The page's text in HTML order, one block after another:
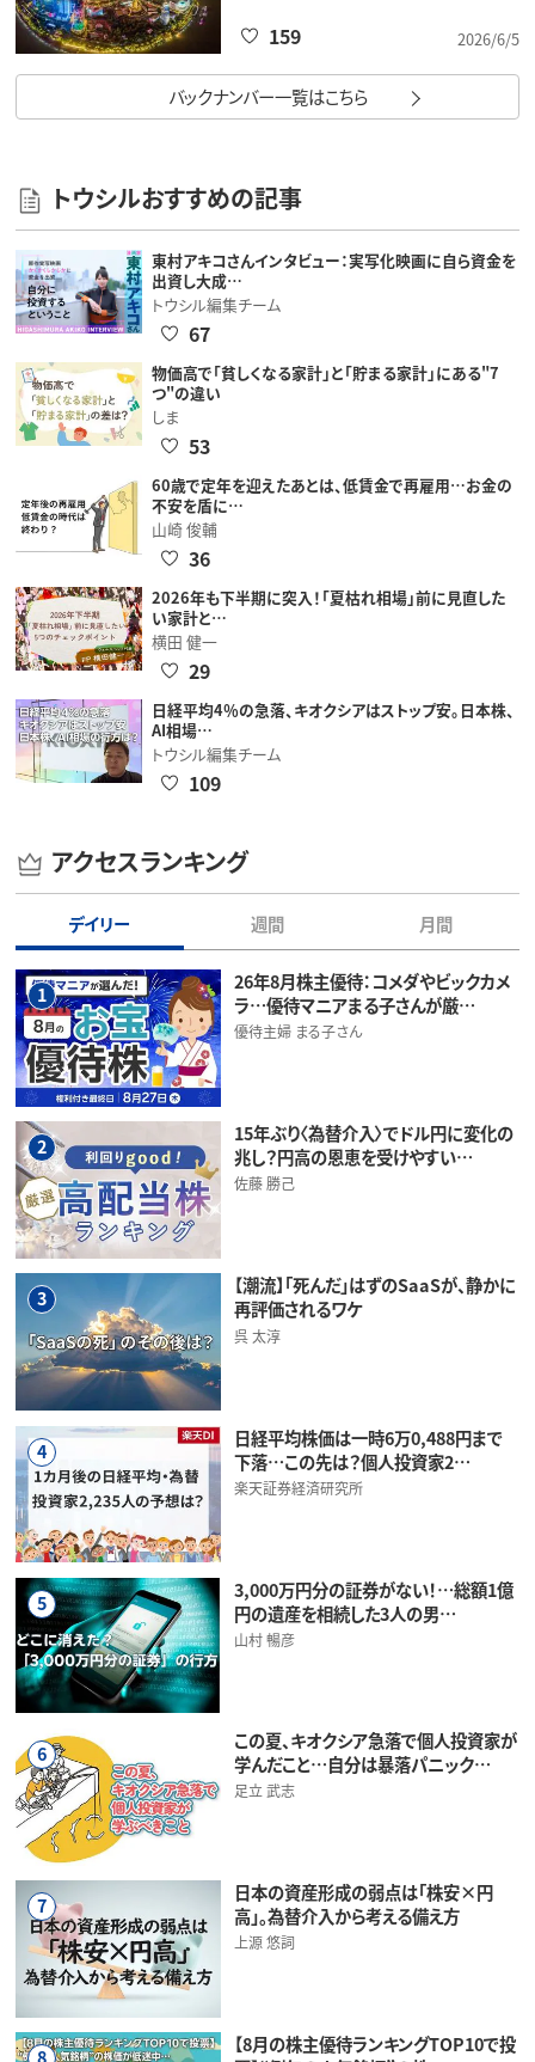
2026/6/5
159
バックナンバー一覧はこちら
トウシルおすすめの記事
東村アキコさんインタビュー：実写化映画に自ら資金を
出資し大成…
トウシル編集チーム
67
物価高で「貧しくなる家計」と「貯まる家計」にある"7
つ"の違い
しま
53
60歳で定年を迎えたあとは、低賃金で再雇用…お金の
不安を盾に…
山崎 俊輔
36
2026年も下半期に突入！「夏枯れ相場」前に見直した
い家計と…
横田 健一
29
日経平均4％の急落、キオクシアはストップ安。日本株、
AI相場…
トウシル編集チーム
109
アクセスランキング
デイリー 週間 月間
1
26年8月株主優待：コメダやビックカメ
ラ…優待マニアまる子さんが厳…
優待主婦 まる子さん
2
15年ぶり〈為替介入〉でドル円に変化の
兆し？円高の恩恵を受けやすい…
佐藤 勝己
3
【潮流】「死んだ」はずのSaaSが、静かに
再評価されるワケ
呉 太淳
4
日経平均株価は一時6万0,488円まで
下落…この先は？個人投資家2…
楽天証券経済研究所
5
3,000万円分の証券がない！…総額1億
円の遺産を相続した3人の男…
山村 暢彦
6
この夏、キオクシア急落で個人投資家が
学んだこと…自分は暴落パニック…
足立 武志
7
日本の資産形成の弱点は「株安×円
高」。為替介入から考える備え方
上源 悠詞
8
【8月の株主優待ランキングTOP10で投